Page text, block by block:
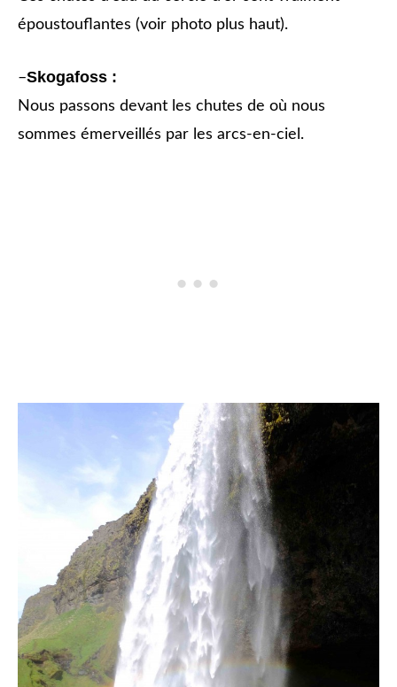
époustouflantes (voir photo plus haut).
–Skogafoss :
Nous passons devant les chutes de où nous
sommes émerveillés par les arcs-en-ciel.